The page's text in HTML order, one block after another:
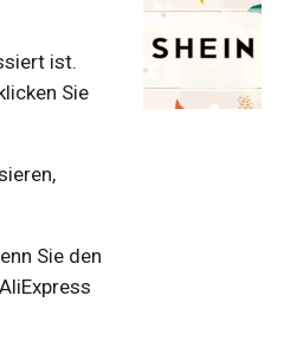
ist.
Sie
Sie den